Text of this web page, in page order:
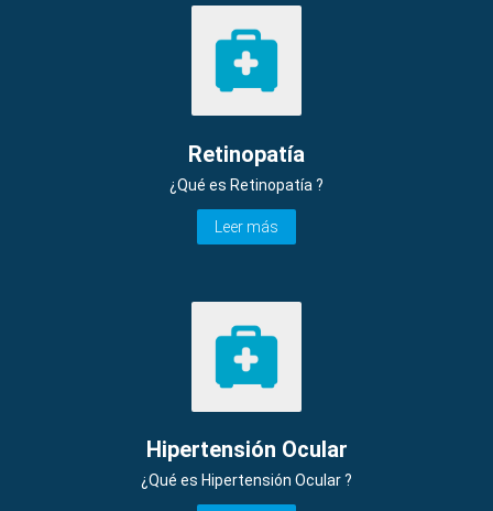
Retinopatía
¿Qué es Retinopatía ?
Leer más
Hipertensión Ocular
¿Qué es Hipertensión Ocular ?